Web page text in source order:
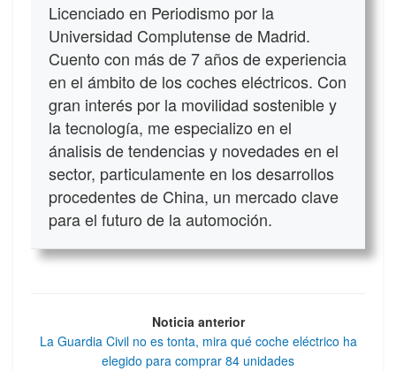
Licenciado en Periodismo por la
Universidad Complutense de Madrid.
Cuento con más de 7 años de experiencia
en el ámbito de los coches eléctricos. Con
gran interés por la movilidad sostenible y
la tecnología, me especializo en el
ánalisis de tendencias y novedades en el
sector, particulamente en los desarrollos
procedentes de China, un mercado clave
para el futuro de la automoción.
Noticia anterior
La Guardia Civil no es tonta, mira qué coche eléctrico ha
elegido para comprar 84 unidades